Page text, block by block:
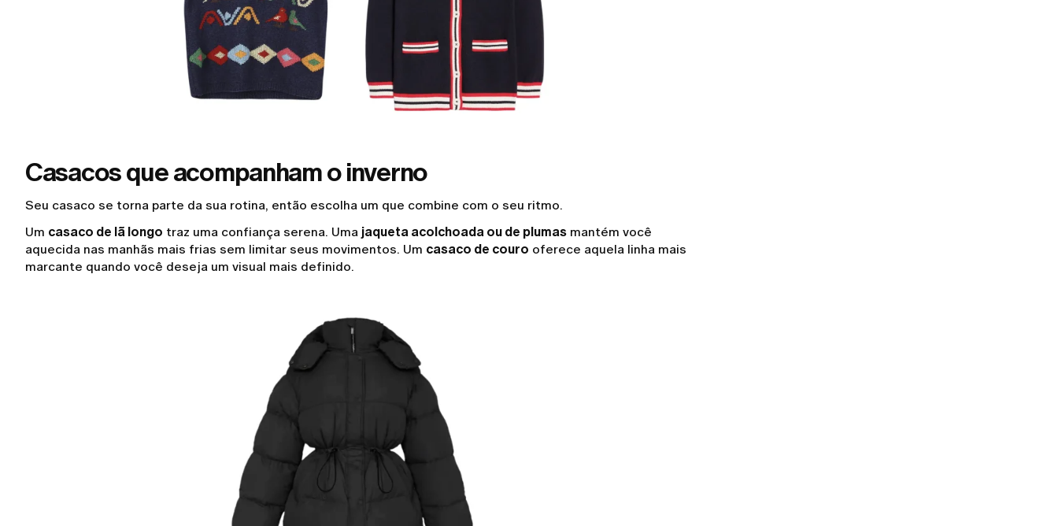
Casacos que acompanham o inverno
Seu casaco se torna parte da sua rotina, então escolha um que combine com o seu ritmo.
Um casaco de lã longo traz uma confiança serena. Uma jaqueta acolchoada ou de plumas mantém você
aquecida nas manhãs mais frias sem limitar seus movimentos. Um casaco de couro oferece aquela linha mais
marcante quando você deseja um visual mais definido.